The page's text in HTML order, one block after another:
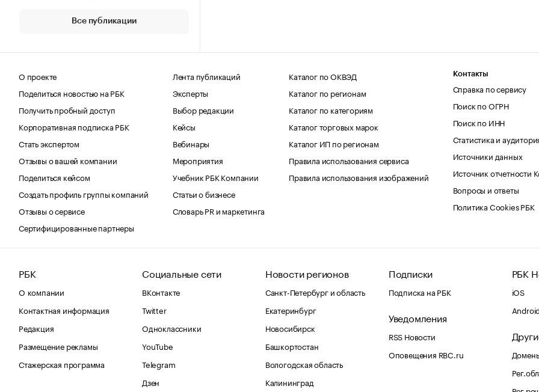
Все публикации
О проекте
Поделиться новостью на РБК
Получить пробный доступ
Корпоративная подписка РБК
Стать экспертом
Отзывы о вашей компании
Поделиться кейсом
Создать профиль группы компаний
Отзывы о сервисе
Сертифицированные партнеры
Лента публикаций
Эксперты
Выбор редакции
Кейсы
Вебинары
Мероприятия
Учебник РБК Компании
Статьи о бизнесе
Словарь PR и маркетинга
Каталог по ОКВЭД
Каталог по регионам
Каталог по категориям
Каталог торговых марок
Каталог ИП по регионам
Правила использования сервиса
Правила использования изображений
Контакты
Справка по сервису
Поиск по ОГРН
Поиск по ИНН
Статистика и
Источники данных
Источник отчетности
Вопросы и ответы
Политика Cookies РБК
РБК
О компании
Контактная информация
Редакция
Размещение рекламы
Стажерская программа
Социальные сети
ВКонтакте
Twitter
Одноклассники
YouTube
Telegram
Дзен
Новости регионов
Санкт-Петербург и область
Екатеринбург
Новосибирск
Башкортостан
Вологодская область
Калининград
Подписки
Подписка на РБК
Уведомления
RSS Новости
Оповещения RBC.ru
РБК
iOS